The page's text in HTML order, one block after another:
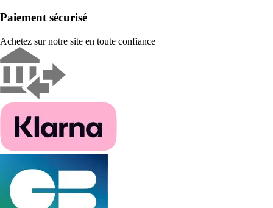
Paiement sécurisé
Achetez sur notre site en toute confiance